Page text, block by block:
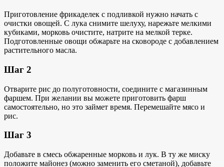
Приготовление фрикаделек с подливкой нужно начать с
очистки овощей. С лука снимите шелуху, нарежьте мелкими
кубиками, морковь очистите, натрите на мелкой терке.
Подготовленные овощи обжарьте на сковороде с добавлением
растительного масла.
Шаг 2
Отварите рис до полуготовности, соедините с магазинным
фаршем. При желании вы можете приготовить фарш
самостоятельно, но это займет время. Перемешайте мясо и
рис.
Шаг 3
Добавьте в смесь обжаренные морковь и лук. В ту же миску
положите майонез (можно заменить его сметаной), добавьте